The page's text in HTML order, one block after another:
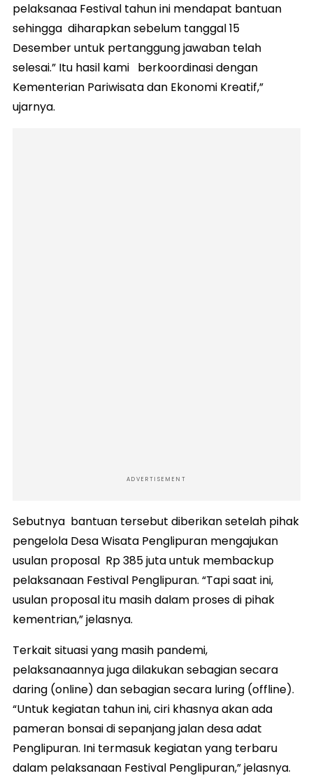
pelaksanaa Festival tahun ini mendapat bantuan
sehingga diharapkan sebelum tanggal 15
Desember untuk pertanggung jawaban telah
selesai.” Itu hasil kami berkoordinasi dengan
Kementerian Pariwisata dan Ekonomi Kreatif,”
ujarnya.
ADVERTISEMENT
Sebutnya bantuan tersebut diberikan setelah pihak
pengelola Desa Wisata Penglipuran mengajukan
usulan proposal Rp 385 juta untuk membackup
pelaksanaan Festival Penglipuran. “Tapi saat ini,
usulan proposal itu masih dalam proses di pihak
kementrian,” jelasnya.
Terkait situasi yang masih pandemi,
pelaksanaannya juga dilakukan sebagian secara
daring (online) dan sebagian secara luring (offline).
“Untuk kegiatan tahun ini, ciri khasnya akan ada
pameran bonsai di sepanjang jalan desa adat
Penglipuran. Ini termasuk kegiatan yang terbaru
dalam pelaksanaan Festival Penglipuran,” jelasnya.